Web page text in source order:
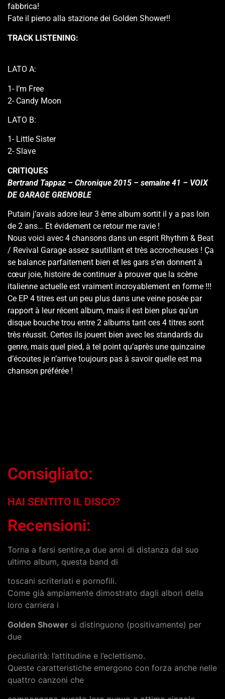
fabbrica!
Fate il pieno alla stazione dei Golden Shower!!
TRACK LISTENING:
LATO A:
1- I’m Free
2- Candy Moon
LATO B:
1- Little Sister
2- Slave
CRITIQUES
Bertrand Tappaz – Chronique 2015 – semaine 41 – VOIX
DE GARAGE GRENOBLE
Putain j’avais adore leur 3 ème album sortit il y a pas loin
de 2 ans… Et évidement ce retour me ravie !
Nous voici avec 4 chansons dans un esprit Rhythm & Beat
/ Revival Garage assez sautillant et très accrocheuses ! Ça
se balance parfaitement bien et les gars s’en donnent à
cœur joie, histoire de continuer à prouver que la scène
italienne actuelle est vraiment incroyablement en forme !!!
Ce EP 4 titres est un peu plus dans une veine posée par
rapport à leur récent album, mais il est bien plus qu’un
disque bouche trou entre 2 albums tant ces 4 titres sont
très réussit. Certes ils jouent bien avec les standards du
genre, mais quel pied, à tel point qu’après une quinzaine
d’écoutes je n’arrive toujours pas à savoir quelle est ma
chanson préférée !
Consigliato:
HAI SENTITO IL DISCO?
Recensioni:
Torna a farsi sentire,a due anni di distanza dal suo
ultimo album, questa band di
toscani scriteriati e pornofili.
Come già ampiamente dimostrato dagli albori della
loro carriera i
Golden Shower si distinguono (positivamente) per
due
peculiarità: l’attitudine e l’eclettismo.
Queste caratteristiche emergono con forza anche nelle
quattro canzoni che